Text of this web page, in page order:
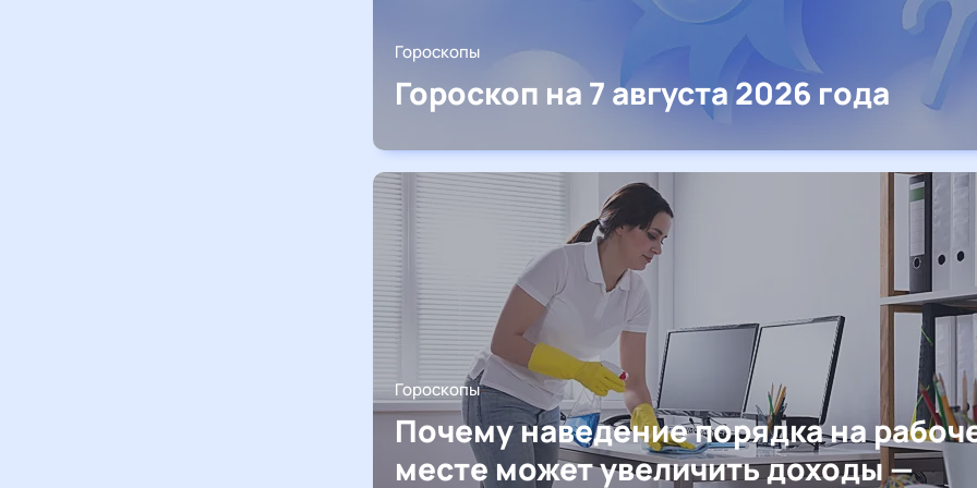
Гороскопы
Гороскоп на 7 августа 2026 года
Гороскопы
Почему наведение порядка на
месте может увеличить доходы —